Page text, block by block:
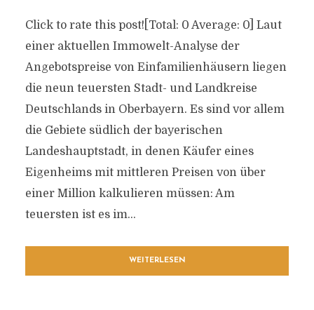
Click to rate this post![Total: 0 Average: 0] Laut
einer aktuellen Immowelt-Analyse der
Angebotspreise von Einfamilienhäusern liegen
die neun teuersten Stadt- und Landkreise
Deutschlands in Oberbayern. Es sind vor allem
die Gebiete südlich der bayerischen
Landeshauptstadt, in denen Käufer eines
Eigenheims mit mittleren Preisen von über
einer Million kalkulieren müssen: Am
teuersten ist es im...
WEITERLESEN